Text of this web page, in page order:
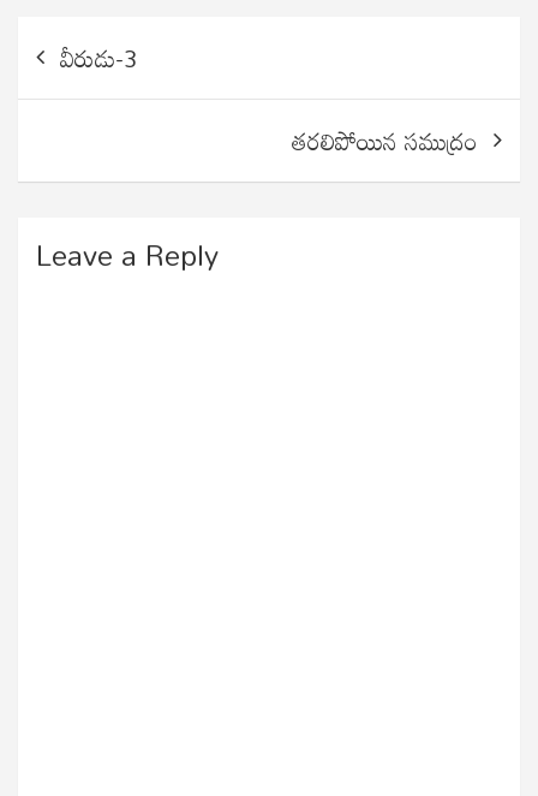
Post
navigation
వీరుడు-3
తరలిపోయిన సముద్రం
Leave a Reply